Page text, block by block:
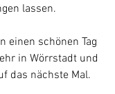
lassen.
einen schönen Tag
in Wörrstadt und
das nächste Mal.